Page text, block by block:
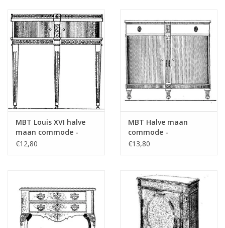
MBT Louis XVI halve
maan commode -
Bouwtekening Schaal 1
€12,80
MBT Halve maan
commode -
Bouwtekening Schaal 1
€13,80